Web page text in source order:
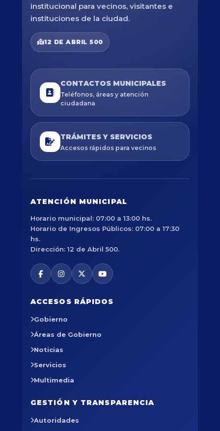
institucional para vecinos, visitantes e
instituciones de la ciudad.
12 DE ABRIL 500
CONTACTOS MUNICIPALES
Teléfonos, áreas y atención
ciudadana
TRÁMITES Y SERVICIOS
Accesos rápidos para vecinos
ATENCIÓN MUNICIPAL
Horario municipal: 07:00 a 13:00 hs.
Horario de Ingresos Públicos: 07:00 a 17:30
hs.
Dirección: 12 de Abril 500.
ACCESOS RÁPIDOS
Gobierno
Áreas de Gobierno
Noticias
Servicios
Multimedia
GESTIÓN Y TRANSPARENCIA
Autoridades